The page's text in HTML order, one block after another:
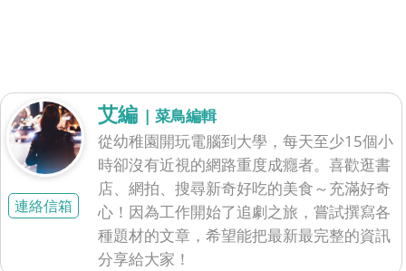
連絡信箱
艾編 | 菜鳥編輯
從幼稚園開玩電腦到大學，每天至少15個小
時卻沒有近視的網路重度成癮者。喜歡逛書
店、網拍、搜尋新奇好吃的美食～充滿好奇
心！因為工作開始了追劇之旅，嘗試撰寫各
種題材的文章，希望能把最新最完整的資訊
分享給大家！